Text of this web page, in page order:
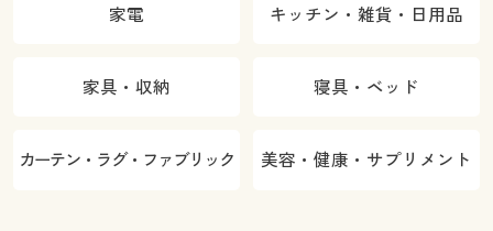
家電 キッチン・雑貨・日用品
家具・収納 寝具・ベッド
カーテン・ラグ・ファブリック 美容・健康・サプリメント